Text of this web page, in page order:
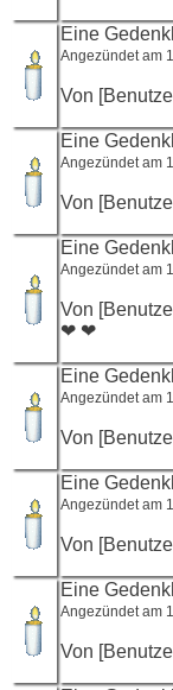
Eine
Angezündet am
Von
Eine
Angezündet am
Von
Eine
Angezündet am
Von
❤ ❤
Eine
Angezündet am
Von
Eine
Angezündet am
Von
Eine
Angezündet am
Von